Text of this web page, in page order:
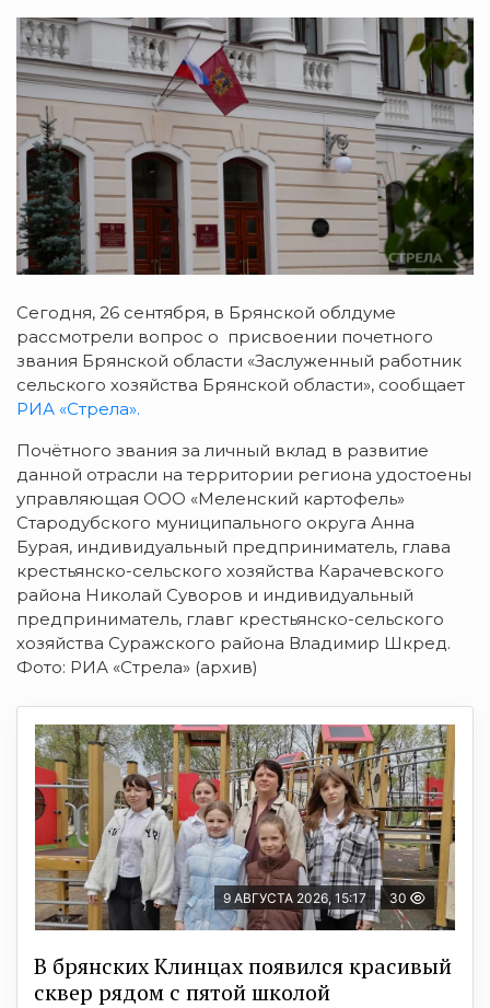
Сегодня, 26 сентября, в Брянской облдуме
рассмотрели вопрос о присвоении почетного
звания Брянской области «Заслуженный работник
сельского хозяйства Брянской области», сообщает
РИА «Стрела».
Почётного звания за личный вклад в развитие
данной отрасли на территории региона удостоены
управляющая ООО «Меленский картофель»
Стародубского муниципального округа Анна
Бурая, индивидуальный предприниматель, глава
крестьянско-сельского хозяйства Карачевского
района Николай Суворов и индивидуальный
предприниматель, главг крестьянско-сельского
хозяйства Суражского района Владимир Шкред.
Фото: РИА «Стрела» (архив)
9 АВГУСТА 2026, 15:17 30
В брянских Клинцах появился красивый
сквер рядом с пятой школой